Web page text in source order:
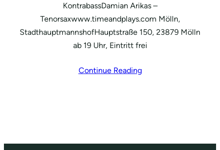
KontrabassDamian Arikas –
Tenorsaxwww.timeandplays.com Mölln,
StadthauptmannshofHauptstraße 150, 23879 Mölln
ab 19 Uhr, Eintritt frei
Continue Reading